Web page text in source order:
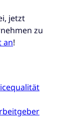
jetzt
zu
an!